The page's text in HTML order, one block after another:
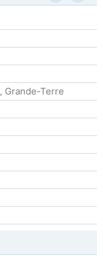
, Grande-Terre